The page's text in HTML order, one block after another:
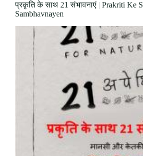
प्रकृति के साथ 21 संभावनाएं | Prakriti Ke
Sambhavnayen